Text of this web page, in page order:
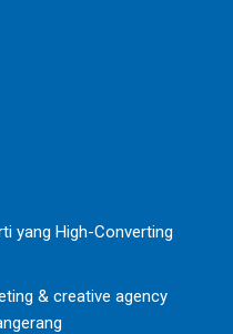
yang High-Converting
& creative agency